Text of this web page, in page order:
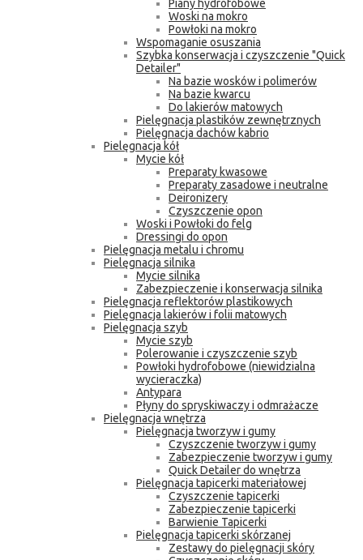
Piany hydrofobowe
Woski na mokro
Powłoki na mokro
Wspomaganie osuszania
Szybka konserwacja i czyszczenie "Quick
Detailer"
Na bazie wosków i polimerów
Na bazie kwarcu
Do lakierów matowych
Pielęgnacja plastików zewnętrznych
Pielęgnacja dachów kabrio
Pielęgnacja kół
Mycie kół
Preparaty kwasowe
Preparaty zasadowe i neutralne
Deironizery
Czyszczenie opon
Woski i Powłoki do felg
Dressingi do opon
Pielęgnacja metalu i chromu
Pielęgnacja silnika
Mycie silnika
Zabezpieczenie i konserwacja silnika
Pielęgnacja reflektorów plastikowych
Pielęgnacja lakierów i folii matowych
Pielęgnacja szyb
Mycie szyb
Polerowanie i czyszczenie szyb
Powłoki hydrofobowe (niewidzialna
wycieraczka)
Antypara
Płyny do spryskiwaczy i odmrażacze
Pielęgnacja wnętrza
Pielęgnacja tworzyw i gumy
Czyszczenie tworzyw i gumy
Zabezpieczenie tworzyw i gumy
Quick Detailer do wnętrza
Pielęgnacja tapicerki materiałowej
Czyszczenie tapicerki
Zabezpieczenie tapicerki
Barwienie Tapicerki
Pielęgnacja tapicerki skórzanej
Zestawy do pielęgnacji skóry